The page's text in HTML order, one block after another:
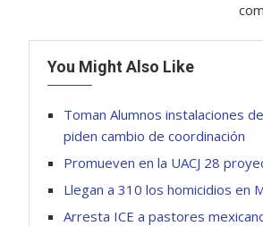
You Might Also Like
Toman Alumnos instalaciones
piden cambio de coordinación
Promueven en la UACJ 28
Llegan a 310 los homicidios en
Arresta ICE a pastores